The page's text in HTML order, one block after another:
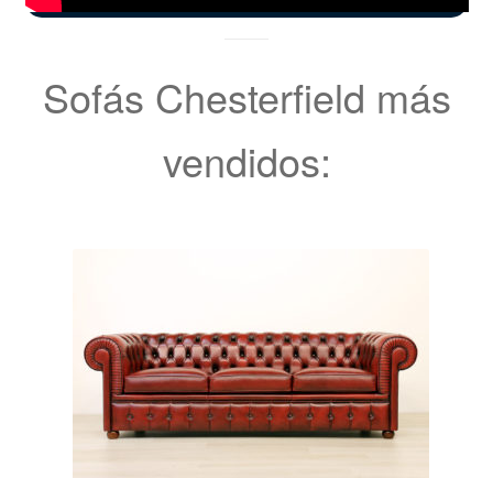
Sofás Chesterfield más
vendidos: